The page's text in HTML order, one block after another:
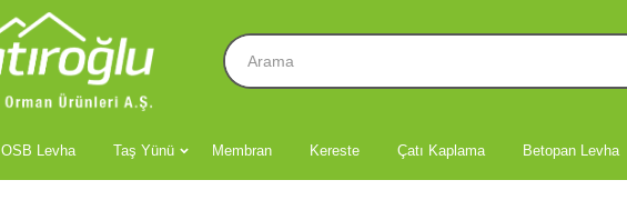
OSB Levha Taş Yünü Membran Kereste Çatı Kaplama Betopan Levha